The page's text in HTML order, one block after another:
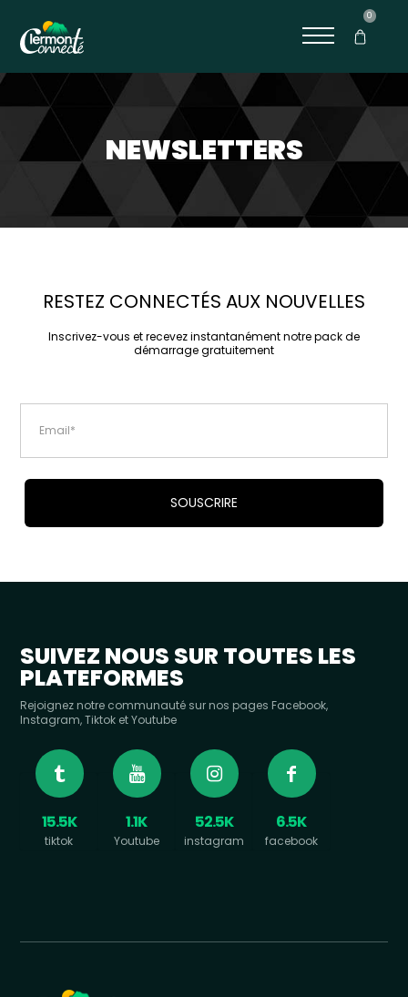
0
NEWSLETTERS
RESTEZ CONNECTÉS AUX NOUVELLES
Inscrivez-vous et recevez instantanément notre pack de
démarrage gratuitement
SUIVEZ NOUS SUR TOUTES LES
PLATEFORMES
Rejoignez notre communauté sur nos pages Facebook,
Instagram, Tiktok et Youtube
15.5K
tiktok
1.1K
Youtube
52.5K
instagram
6.5K
facebook